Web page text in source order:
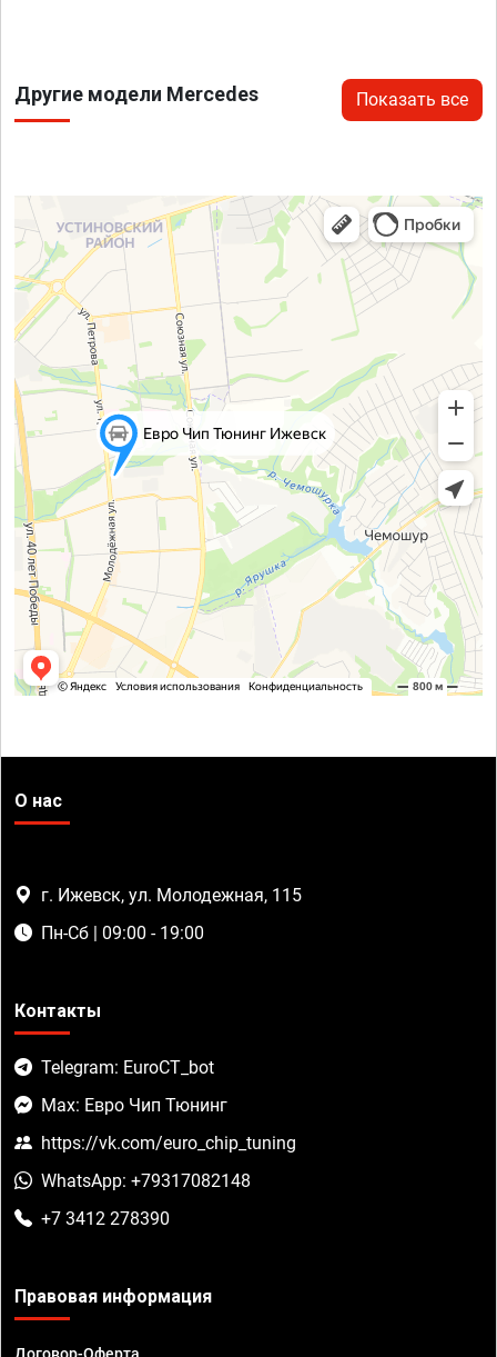
Другие модели Mercedes Показать все
О нас
г. Ижевск, ул. Молодежная, 115
Пн-Сб | 09:00 - 19:00
Контакты
Telegram: EuroCT_bot
Max: Евро Чип Тюнинг
https://vk.com/euro_chip_tuning
WhatsApp: +79317082148
+7 3412 278390
Правовая информация